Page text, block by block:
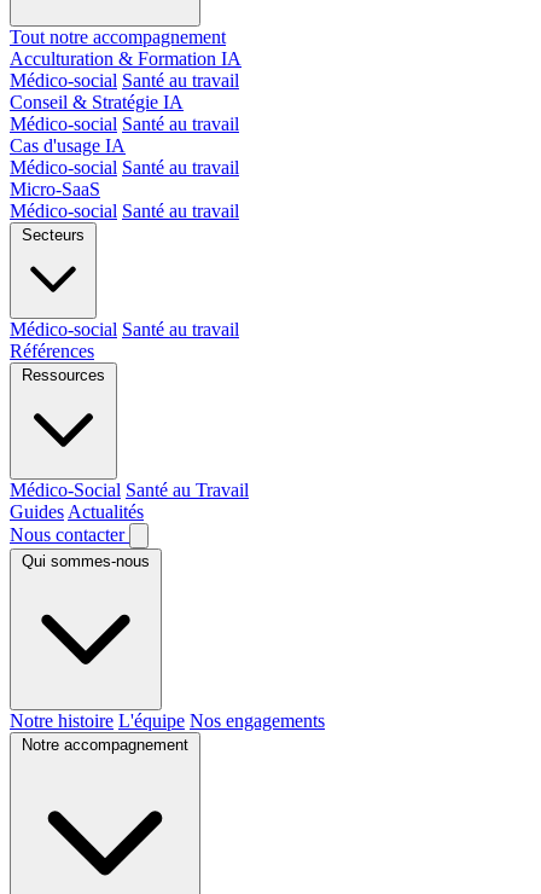
Tout notre accompagnement
Acculturation & Formation IA
Médico-social Santé au travail
Conseil & Stratégie IA
Médico-social Santé au travail
Cas d'usage IA
Médico-social Santé au travail
Micro-SaaS
Médico-social Santé au travail
Secteurs
Médico-social Santé au travail
Références
Ressources
Médico-Social Santé au Travail
Guides Actualités
Nous contacter
Qui sommes-nous
Notre histoire L'équipe Nos engagements
Notre accompagnement